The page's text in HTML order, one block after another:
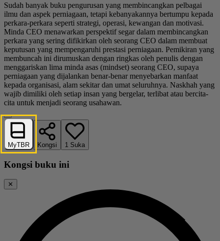
Sudah banyak buku pengurusan yang membincangkan pelbagai
ilmu dan aspek perniagaan, tetapi kebanyakannya bertumpu kepada
perkara-perkara seperti strategi, operasi, kewangan dan motivasi.
Minda CEO menawarkan perspektif segar dalam membincangkan
perkara yang sering difikirkan oleh seorang CEO dalam membuat
keputusan yang mempengaruhi prestasi perniagaan. Pemikiran yang
membuncah ini dirumuskan dengan ringkas oleh penulis dengan
menggariskan lima minda asas (mindset) seorang CEO, supaya
perniagaan yang dijalankan benar-benar menyebarkan manfaat
kepada organisasi, alam sekitar dan umat seluruhnya. Naskhah yang
wajib dimiliki oleh setiap insan yang bergelar, terlibat atau bercita-
cita untuk menjadi seorang usahawan.
MyTBR Kongsi 1 Suka
Kongsi buku ini
✕